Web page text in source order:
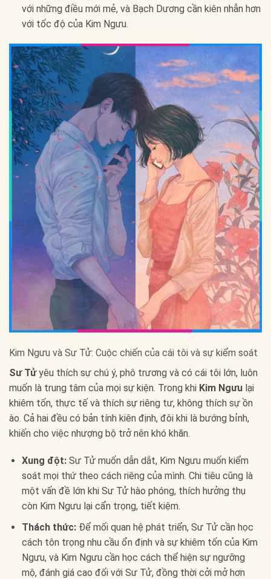
với những điều mới mẻ, và Bạch Dương cần kiên nhẫn hơn
với tốc độ của Kim Ngưu.
Kim Ngưu và Sư Tử: Cuộc chiến của cái tôi và sự kiểm soát
Sư Tửyêu thích sự chú ý, phô trương và có cái tôi lớn, luôn
muốn là trung tâm của mọi sự kiện. Trong khi Kim Ngưu lại
khiêm tốn, thực tế và thích sự riêng tư, không thích sự ồn
ào. Cả hai đều có bản tính kiên định, đôi khi là bướng bỉnh,
khiến cho việc nhượng bộ trở nên khó khăn.
Xung đột:Sư Tử muốn dẫn dắt, Kim Ngưu muốn kiểm
soát mọi thứ theo cách riêng của mình. Chi tiêu cũng là
một vấn đề lớn khi Sư Tử hào phóng, thích hưởng thụ
còn Kim Ngưu lại cẩn trọng, tiết kiệm.
Thách thức:Để mối quan hệ phát triển, Sư Tử cần học
cách tôn trọng nhu cầu ổn định và sự khiêm tốn của Kim
Ngưu, và Kim Ngưu cần học cách thể hiện sự ngưỡng
mộ, đánh giá cao đối với Sư Tử, đồng thời cởi mở hơn